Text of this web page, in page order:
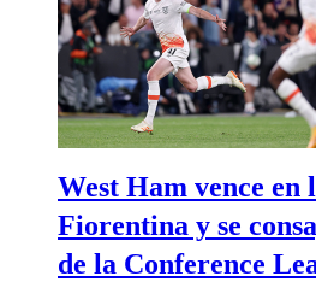
West Ham vence en
Fiorentina y se
de la Conference